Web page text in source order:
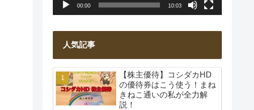
00:00 10:03
人気記事
【株主優待】コシダカHD
の優待券はこう使う！まね
きねこ通いの私が全力解
説！